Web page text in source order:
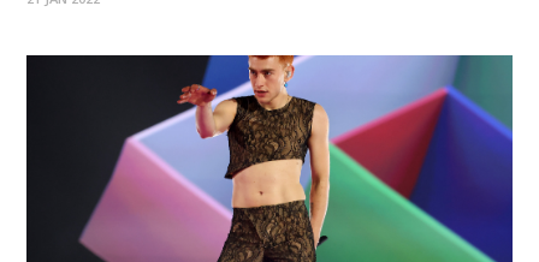
hasta su sonido eufórico y rejuvenecido, el disco 'Night Call'